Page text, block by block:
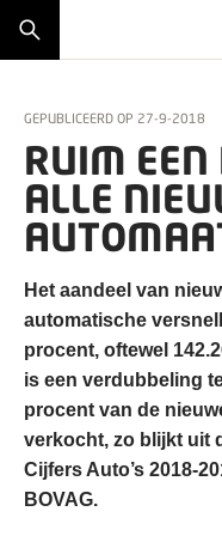
GEPUBLICEERD OP 27-9-2018
RUIM EEN
ALLE
Het aandeel van
automatische
procent, oftewel
is een verdubbeling
procent van de
verkocht, zo blijkt uit
Cijfers Auto’s 2018-
BOVAG.